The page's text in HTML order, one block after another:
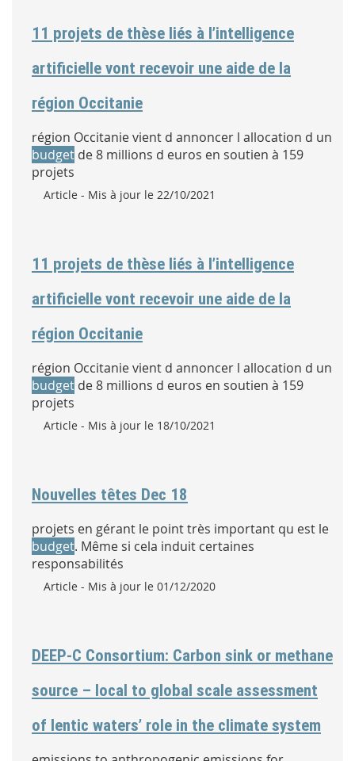
11 projets de thèse liés à l’intelligence
artificielle vont recevoir une aide de la
région Occitanie
région Occitanie vient d annoncer l allocation d un
budget de 8 millions d euros en soutien à 159
projets
Type :
Article - Mis à jour le 22/10/2021
11 projets de thèse liés à l’intelligence
artificielle vont recevoir une aide de la
région Occitanie
région Occitanie vient d annoncer l allocation d un
budget de 8 millions d euros en soutien à 159
projets
Type :
Article - Mis à jour le 18/10/2021
Nouvelles têtes Dec 18
projets en gérant le point très important qu est le
budget. Même si cela induit certaines
responsabilités
Type :
Article - Mis à jour le 01/12/2020
DEEP-C Consortium: Carbon sink or methane
source – local to global scale assessment
of lentic waters’ role in the climate system